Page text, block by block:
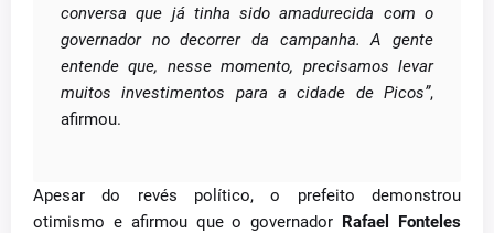
conversa que já tinha sido amadurecida com o
governador no decorrer da campanha. A gente
entende que, nesse momento, precisamos levar
muitos investimentos para a cidade de Picos”,
afirmou.
Apesar do revés político, o prefeito demonstrou
otimismo e afirmou que o governador Rafael Fonteles